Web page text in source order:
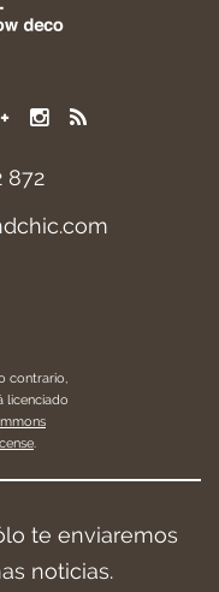
872
contrario,
licenciado
.
te enviaremos
noticias.